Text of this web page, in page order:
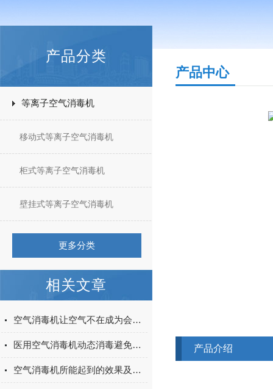
产品分类
等离子空气消毒机
移动式等离子空气消毒机
柜式等离子空气消毒机
壁挂式等离子空气消毒机
更多分类
相关文章
空气消毒机让空气不在成为会呼吸的痛
医用空气消毒机动态消毒避免二次污染
空气消毒机所能起到的效果及影响其效果的因素介绍
产品中心
产品介绍